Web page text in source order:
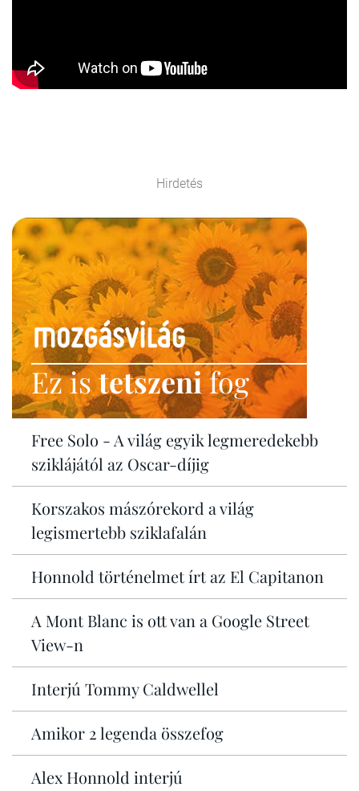
Hirdetés
Ez istetszenifog
Free Solo - A világ egyik legmeredekebb
sziklájától az Oscar-díjig
Korszakos mászórekord a világ
legismertebb sziklafalán
Honnold történelmet írt az El Capitanon
A Mont Blanc is ott van a Google Street
View-n
Interjú Tommy Caldwellel
Amikor 2 legenda összefog
Alex Honnold interjú